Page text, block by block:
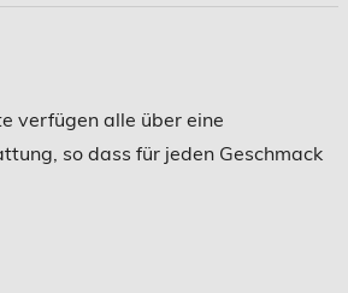
verfügen alle über eine
so dass für jeden Geschmack